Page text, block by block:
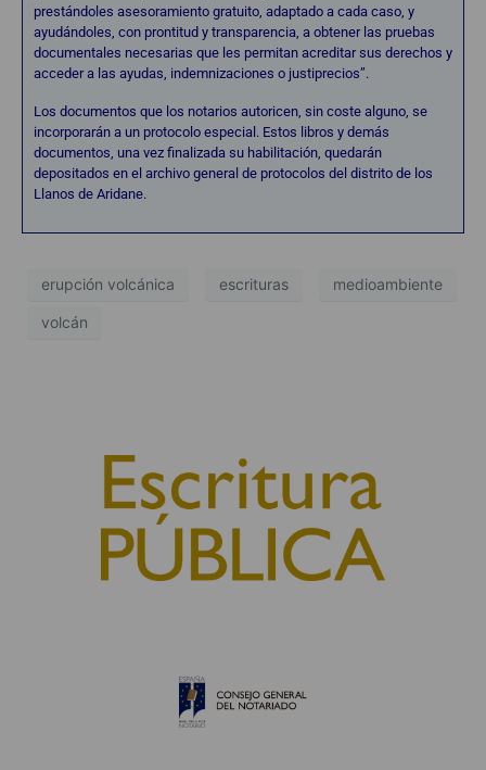
prestándoles asesoramiento gratuito, adaptado a cada caso, y
ayudándoles, con prontitud y transparencia, a obtener las pruebas
documentales necesarias que les permitan acreditar sus derechos y
acceder a las ayudas, indemnizaciones o justiprecios”.
Los documentos que los notarios autoricen, sin coste alguno, se
incorporarán a un protocolo especial. Estos libros y demás
documentos, una vez finalizada su habilitación, quedarán
depositados en el archivo general de protocolos del distrito de los
Llanos de Aridane.
erupción volcánica escrituras medioambiente
volcán